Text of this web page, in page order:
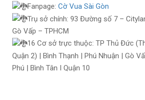
Fanpage: Cờ Vua Sài Gòn
Trụ sở chính: 93 Đường số 7 –
Gò Vấp – TPHCM
16 Cơ sở trực thuộc: TP Thủ Đức
Quận 2) | Bình Thạnh | Phú Nhuận | Gò
Phú | Bình Tân I Quận 10